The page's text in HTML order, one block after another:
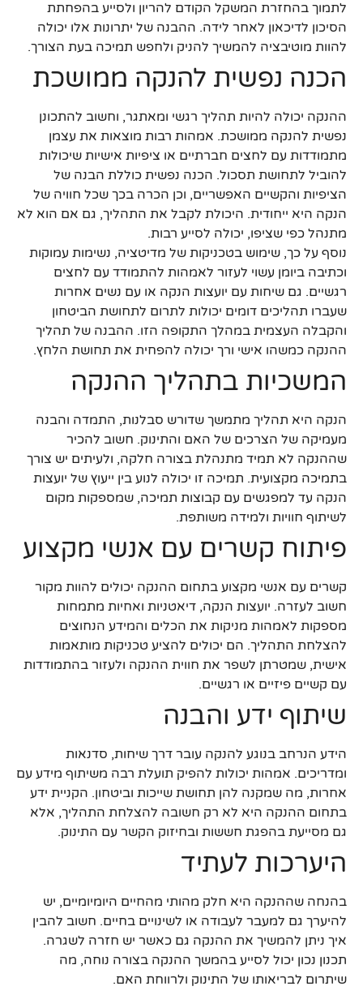
לתמוך בהחזרת המשקל הקודם להריון ולסייע בהפחתת
הסיכון לדיכאון לאחר לידה. ההבנה של יתרונות אלו יכולה
להוות מוטיבציה להמשיך להניק ולחפש תמיכה בעת הצורך.
הכנה נפשית להנקה ממושכת
ההנקה יכולה להיות תהליך רגשי ומאתגר, וחשוב להתכונן
נפשית להנקה ממושכת. אמהות רבות מוצאות את עצמן
מתמודדות עם לחצים חברתיים או ציפיות אישיות שיכולות
להוביל לתחושת תסכול. הכנה נפשית כוללת הבנה של
הציפיות והקשיים האפשריים, וכן הכרה בכך שכל חוויה של
הנקה היא ייחודית. היכולת לקבל את התהליך, גם אם הוא לא
מתנהל כפי שציפו, יכולה לסייע רבות.
נוסף על כך, שימוש בטכניקות של מדיטציה, נשימות עמוקות
וכתיבה ביומן עשוי לעזור לאמהות להתמודד עם לחצים
רגשיים. גם שיחות עם יועצות הנקה או עם נשים אחרות
שעברו תהליכים דומים יכולות לתרום לתחושת הביטחון
והקבלה העצמית במהלך התקופה הזו. ההבנה של תהליך
ההנקה כמשהו אישי ורך יכולה להפחית את תחושת הלחץ.
המשכיות בתהליך ההנקה
הנקה היא תהליך מתמשך שדורש סבלנות, התמדה והבנה
מעמיקה של הצרכים של האם והתינוק. חשוב להכיר
שההנקה לא תמיד מתנהלת בצורה חלקה, ולעיתים יש צורך
בתמיכה מקצועית. תמיכה זו יכולה לנוע בין ייעוץ של יועצות
הנקה עד למפגשים עם קבוצות תמיכה, שמספקות מקום
לשיתוף חוויות ולמידה משותפת.
פיתוח קשרים עם אנשי מקצוע
קשרים עם אנשי מקצוע בתחום ההנקה יכולים להוות מקור
חשוב לעזרה. יועצות הנקה, דיאטניות ואחיות מתמחות
מספקות לאמהות מניקות את הכלים והמידע הנחוצים
להצלחת התהליך. הם יכולים להציע טכניקות מותאמות
אישית, שמטרתן לשפר את חווית ההנקה ולעזור בהתמודדות
עם קשיים פיזיים או רגשיים.
שיתוף ידע והבנה
הידע הנרחב בנוגע להנקה עובר דרך שיחות, סדנאות
ומדריכים. אמהות יכולות להפיק תועלת רבה משיתוף מידע עם
אחרות, מה שמקנה להן תחושת שייכות וביטחון. הקניית ידע
בתחום ההנקה היא לא רק חשובה להצלחת התהליך, אלא
גם מסייעת בהפגת חששות ובחיזוק הקשר עם התינוק.
היערכות לעתיד
בהנחה שההנקה היא חלק מהותי מהחיים היומיומיים, יש
להיערך גם למעבר לעבודה או לשינויים בחיים. חשוב להבין
איך ניתן להמשיך את ההנקה גם כאשר יש חזרה לשגרה.
תכנון נכון יכול לסייע בהמשך ההנקה בצורה נוחה, מה
שיתרום לבריאותו של התינוק ולרווחת האם.